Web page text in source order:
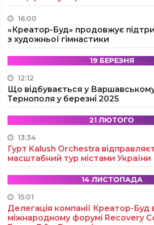
16:00
«Креатор-Буд» продовжує
з художньої гімнастики
19 БЕРЕЗНЯ
12:12
Що відбувається у
Тернополя у березні 2025
21 ЛЮТОГО
13:34
Гурт Kalush Orchestra
масштабний тур містами України
14 ЛИСТОПАДА
15:01
Делегація компанії Креатор-Буд
міжнародному форумі Recovery